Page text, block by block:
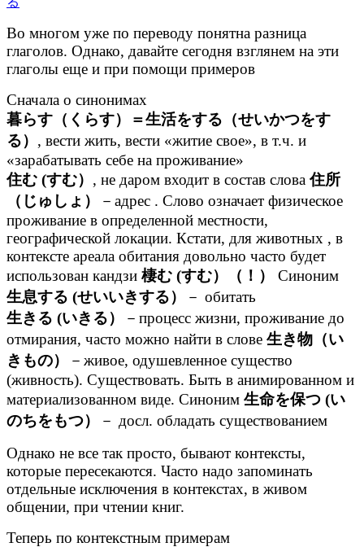
Во многом уже по переводу понятна разница
глаголов. Однако, давайте сегодня взглянем на эти
глаголы еще и при помощи примеров
Сначала о синонимах
暮らす（くらす）＝生活をする（せいかつをす
る） , вести жить, вести «житие свое», в т.ч. и
«зарабатывать себе на проживание»
住む (すむ） , не даром входит в состав слова 住所
（じゅしょ）
－адрес . Слово означает физическое
проживание в определенной местности,
географической локации. Кстати, для животных , в
контексте ареала обитания довольно часто будет
использован кандзи 棲む (すむ）（！）
Синоним
生息する (せいいきする）
－ обитать
生きる (いきる）
－процесс жизни, проживание до
отмирания, часто можно найти в слове 生き物（い
きもの）
－живое, одушевленное существо
(живность). Существовать. Быть в анимированном и
материализованном виде. Синоним 生命を保つ (い
のちをもつ）
－ досл. обладать существованием
Однако не все так просто, бывают контексты,
которые пересекаются. Часто надо запоминать
отдельные исключения в контекстах, в живом
общении, при чтении книг.
Теперь по контекстным примерам